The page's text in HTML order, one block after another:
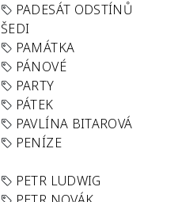
PADESÁT ODSTÍNŮ
ŠEDI
PAMÁTKA
PÁNOVÉ
PARTY
PÁTEK
PAVLÍNA BITAROVÁ
PENÍZE
PETR LUDWIG